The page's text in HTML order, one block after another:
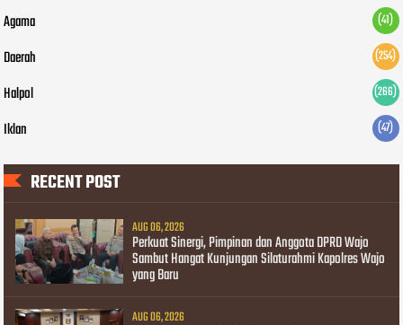
Agama (41)
Daerah (254)
Halpol (266)
Iklan (47)
RECENT POST
AUG 06, 2026
Perkuat Sinergi, Pimpinan dan Anggota DPRD Wajo
Sambut Hangat Kunjungan Silaturahmi Kapolres Wajo
yang Baru
AUG 06, 2026